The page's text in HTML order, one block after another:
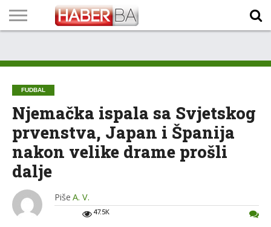
TECH
PROGRAM
PROGNOZA
PUTEVIMA
LISTA
NAMA
FUDBAL
Njemačka ispala sa Svjetskog
prvenstva, Japan i Španija
nakon velike drame prošli
dalje
Piše A. V.
47.5K